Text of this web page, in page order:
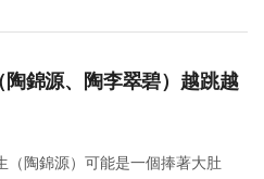
陶錦源、陶李翠碧）越跳越
陶錦源）可能是一個捧著大肚